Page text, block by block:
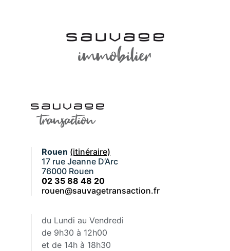
Rouen (itinéraire)
17 rue Jeanne D’Arc
76000 Rouen
02 35 88 48 20
rouen@sauvagetransaction.fr
du Lundi au Vendredi
de 9h30 à 12h00
et de 14h à 18h30